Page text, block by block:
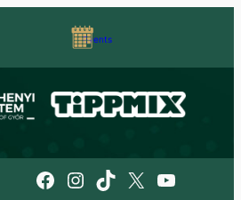
Events
Facebook
Instagram
TikTok
X YouTube